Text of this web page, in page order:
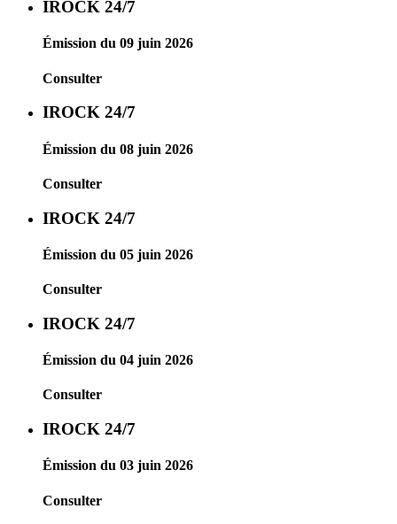
IROCK 24/7
Émission du 09 juin 2026
Consulter
IROCK 24/7
Émission du 08 juin 2026
Consulter
IROCK 24/7
Émission du 05 juin 2026
Consulter
IROCK 24/7
Émission du 04 juin 2026
Consulter
IROCK 24/7
Émission du 03 juin 2026
Consulter